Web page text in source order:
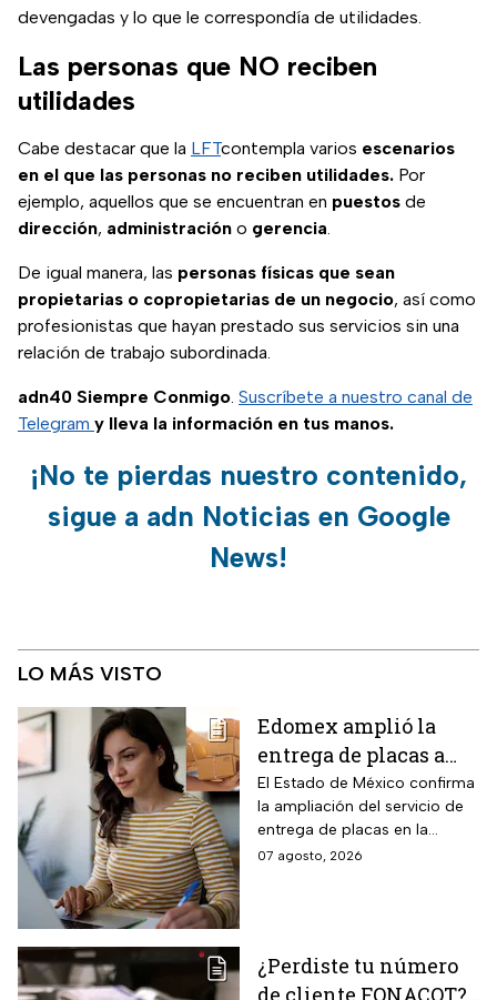
devengadas y lo que le correspondía de utilidades.
Las personas que NO reciben
utilidades
Cabe destacar que la LFTcontempla varios escenarios
en el que las personas no reciben utilidades. Por
ejemplo, aquellos que se encuentran en puestos de
dirección, administración o gerencia.
De igual manera, las personas físicas que sean
propietarias o copropietarias de un negocio, así como
profesionistas que hayan prestado sus servicios sin una
relación de trabajo subordinada.
adn40 Siempre Conmigo. Suscríbete a nuestro canal de
Telegram y lleva la información en tus manos.
¡No te pierdas nuestro contenido,
sigue a adn Noticias en Google
News!
LO MÁS VISTO
Edomex amplió la
entrega de placas a
domicilio a todo el
estado: los tres pasos
para reemplacar en
línea antes del 31 de
El Estado de México confirma
la ampliación del servicio de
entrega de placas en la
puerta del domicilio,
deben completar el cambio.
07 agosto, 2026
¿Perdiste tu número
de cliente FONACOT?